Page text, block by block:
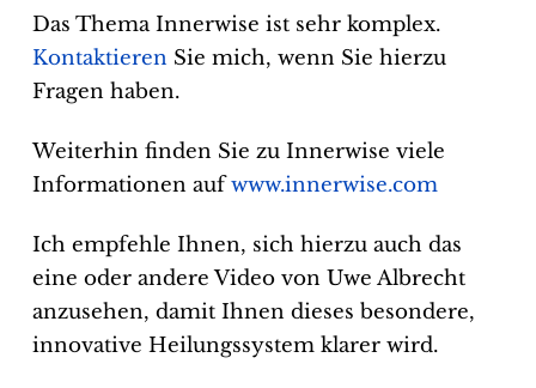
Das Thema Innerwise ist sehr komplex.
Kontaktieren Sie mich, wenn Sie hierzu
Fragen haben.
Weiterhin finden Sie zu Innerwise viele
Informationen aufwww.innerwise.com
Ich empfehle Ihnen, sich hierzu auch das
eine oder andere Video von Uwe Albrecht
anzusehen, damit Ihnen dieses besondere,
innovative Heilungssystem klarer wird.